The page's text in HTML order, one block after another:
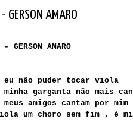
GERSON AMARO
GERSON AMARO
eu não puder tocar viola
minha garganta não mais
amigos cantam por mim
um choro sem fim , é